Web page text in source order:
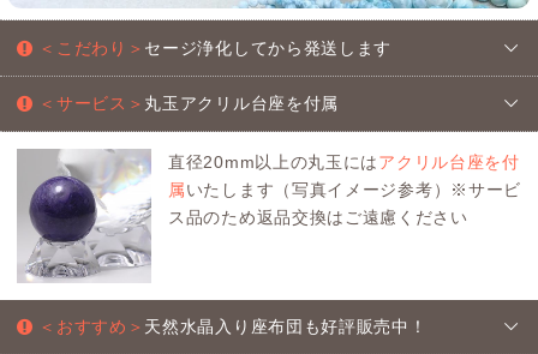
＜こだわり＞ セージ浄化してから発送します
＜サービス＞ 丸玉アクリル台座を付属
直径20mm以上の丸玉にはアクリル台座を付
属いたします（写真イメージ参考）※サービ
ス品のため返品交換はご遠慮ください
＜おすすめ＞ 天然水晶入り座布団も好評販売中！